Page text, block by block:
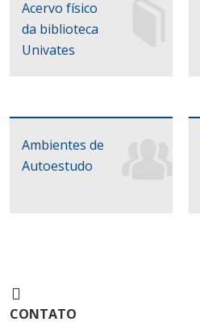
Acervo físico
da biblioteca
Univates
Ambientes de
Autoestudo
CONTATO